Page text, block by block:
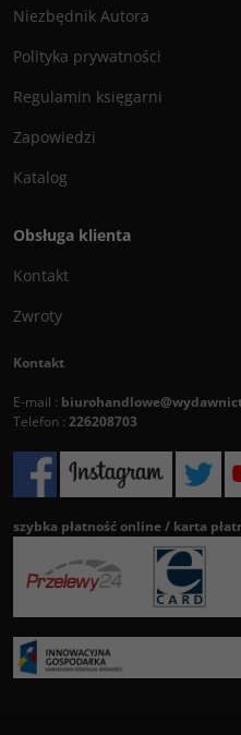
Niezbędnik Autora
Polityka prywatności
Regulamin księgarni
Zapowiedzi
Katalog
Obsługa klienta
Kontakt
Zwroty
Kontakt
E-mail :
Telefon : 226208703
szybka płatność online / karta